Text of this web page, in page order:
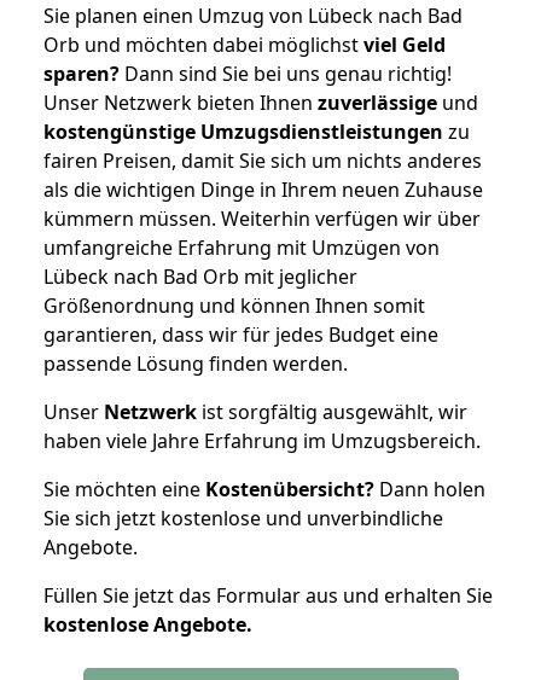
Sie planen einen Umzug von Lübeck nach Bad
Orb und möchten dabei möglichstviel Geld
sparen? Dann sind Sie bei uns genau richtig!
Unser Netzwerk bieten Ihnen zuverlässige und
kostengünstige Umzugsdienstleistungen zu
fairen Preisen, damit Sie sich um nichts anderes
als die wichtigen Dinge in Ihrem neuen Zuhause
kümmern müssen. Weiterhin verfügen wir über
umfangreiche Erfahrung mit Umzügen von
Lübeck nach Bad Orb mit jeglicher
Größenordnung und können Ihnen somit
garantieren, dass wir für jedes Budget eine
passende Lösung finden werden.
Unser Netzwerk ist sorgfältig ausgewählt, wir
haben viele Jahre Erfahrung im Umzugsbereich.
Sie möchten eine Kostenübersicht? Dann holen
Sie sich jetzt kostenlose und unverbindliche
Angebote.
Füllen Sie jetzt das Formular aus und erhalten Sie
kostenloseAngebote.